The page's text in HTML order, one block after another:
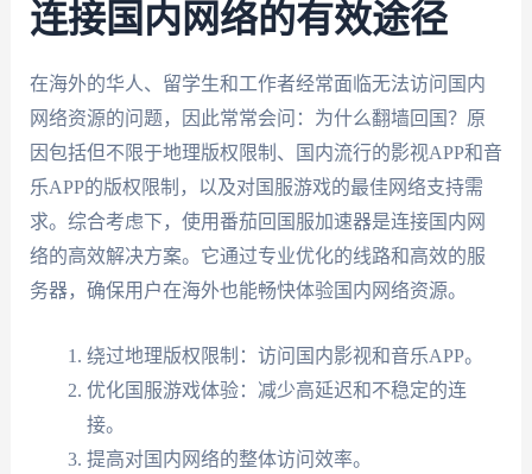
连接国内网络的有效途径
在海外的华人、留学生和工作者经常面临无法访问国内
网络资源的问题，因此常常会问：为什么翻墙回国？原
因包括但不限于地理版权限制、国内流行的影视APP和音
乐APP的版权限制，以及对国服游戏的最佳网络支持需
求。综合考虑下，使用番茄回国服加速器是连接国内网
络的高效解决方案。它通过专业优化的线路和高效的服
务器，确保用户在海外也能畅快体验国内网络资源。
绕过地理版权限制：访问国内影视和音乐APP。
优化国服游戏体验：减少高延迟和不稳定的连
接。
提高对国内网络的整体访问效率。